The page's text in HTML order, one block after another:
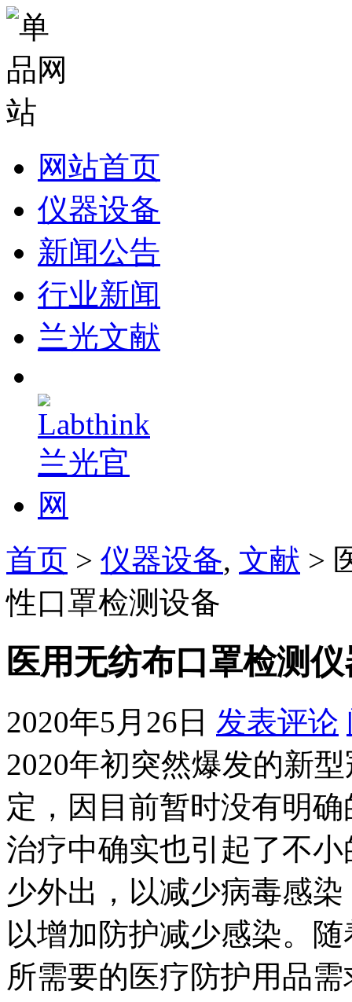
网站首页
仪器设备
新闻公告
行业新闻
兰光文献
首页 > 仪器设备, 文献 >
性口罩检测设备
医用无纺布口罩检测
2020年5月26日 发表评论
2020年初突然爆发的新
定，因目前暂时没有明
治疗中确实也引起了不
少外出，以减少病毒感
以增加防护减少感染。
所需要的医疗防护用品